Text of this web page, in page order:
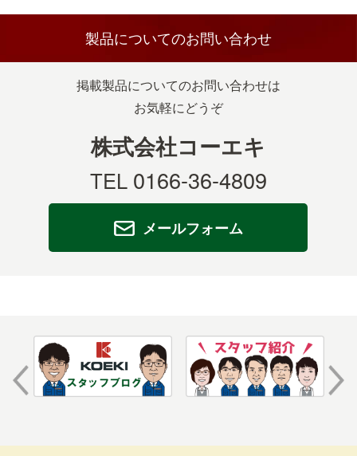
新製品
VKバーカー
VK26SMX
VK5000シリーズ
ヘイノラドラムチッパー
ドラムチッパー137RSE/1310RSE
製品についてのお問い合わせ
掲載製品についてのお問い合わせは
お気軽にどうぞ
株式会社コーエキ
TEL 0166-36-4809
メールフォーム